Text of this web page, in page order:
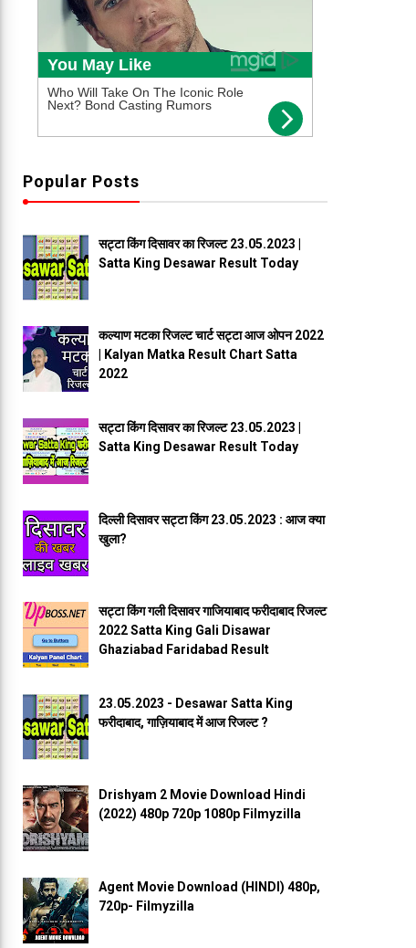
Popular Posts
सट्टा किंग दिसावर का रिजल्ट 23.05.2023 |
Satta King Desawar Result Today
कल्याण मटका रिजल्ट चार्ट सट्टा आज ओपन 2022
| Kalyan Matka Result Chart Satta
2022
सट्टा किंग दिसावर का रिजल्ट 23.05.2023 |
Satta King Desawar Result Today
दिल्ली दिसावर सट्टा किंग 23.05.2023 : आज क्या
खुला?
सट्टा किंग गली दिसावर गाजियाबाद फरीदाबाद रिजल्ट
2022 Satta King Gali Disawar
Ghaziabad Faridabad Result
23.05.2023 - Desawar Satta King
फरीदाबाद, गाज़ियाबाद में आज रिजल्ट ?
Drishyam 2 Movie Download Hindi
(2022) 480p 720p 1080p Filmyzilla
Agent Movie Download (HINDI) 480p,
720p- Filmyzilla